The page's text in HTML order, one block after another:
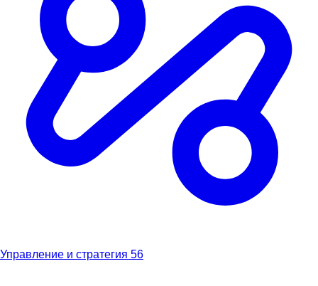
Управление и стратегия 56